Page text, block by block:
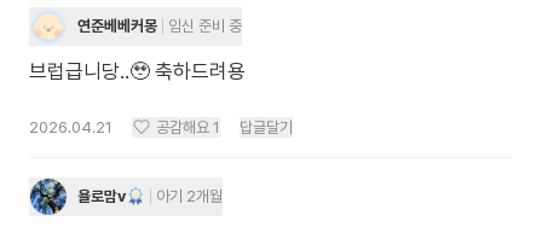
연준베베커몽 임신 준비 중
브럽급니당..🥹 축하드려용
2026.04.21 공감해요 1 답글달기
욜로맘v 아기 2개월